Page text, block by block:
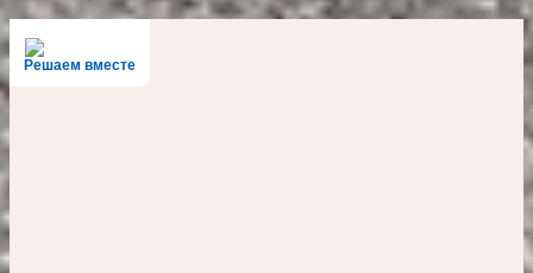
Решаем вместе